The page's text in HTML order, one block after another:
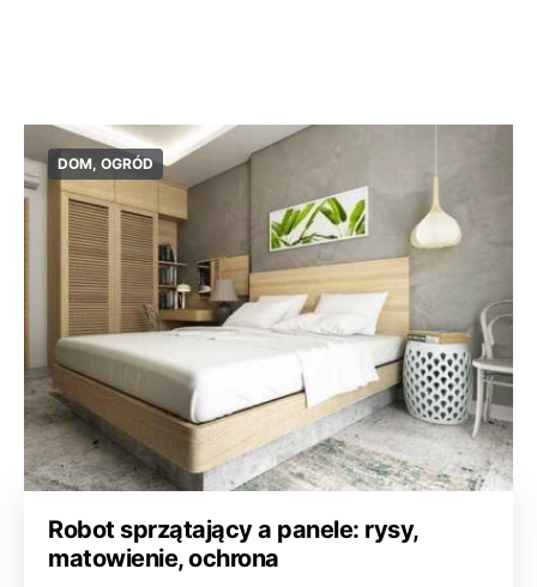
DOM, OGRÓD
Robot sprzątający a panele: rysy,
matowienie, ochrona